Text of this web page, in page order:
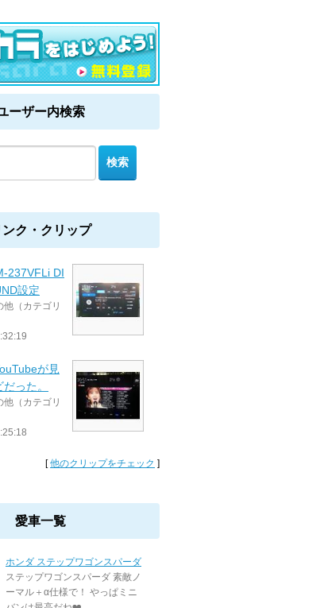
ーザー内検索
ンク・クリップ
237VFLi DI
設定
他（カテゴリ
が見
った。
他（カテゴリ
[他のクリップをチェック ]
愛車一覧
ホンダ ステップワゴンスパーダ
ステップワゴンスパーダ 素敵ノ
ーマル＋α仕様で！ やっぱミニ